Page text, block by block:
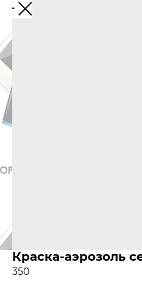
Краска-аэрозоль
350